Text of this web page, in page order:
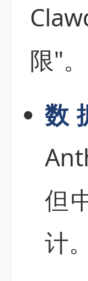
限"
数
但
计。